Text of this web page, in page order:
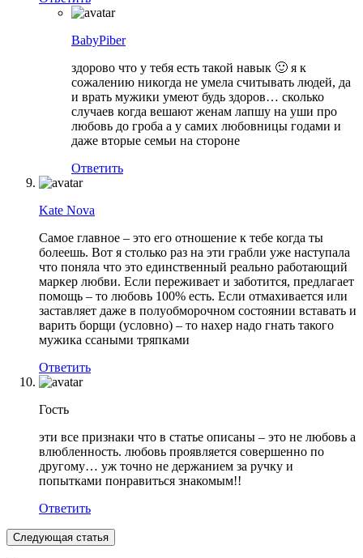
BabyPiber
здорово что у тебя есть такой навык 🙂 я к
сожалению никогда не умела считывать людей, да
и врать мужики умеют будь здоров… сколько
случаев когда вешают женам лапшу на уши про
любовь до гроба а у самих любовницы годами и
даже вторые семьи на стороне
Ответить
Kate Nova
Самое главное – это его отношение к тебе когда ты
болеешь. Вот я столько раз на эти грабли уже наступала
что поняла что это единственный реально работающий
маркер любви. Если переживает и заботится, предлагает
помощь – то любовь 100% есть. Если отмахивается или
заставляет даже в полуобморочном состоянии вставать и
варить борщи (условно) – то нахер надо гнать такого
мужика ссаными тряпками
Ответить
Гость
эти все признаки что в статье описаны – это не любовь а
влюбленность. любовь проявляется совершенно по
другому… уж точно не держанием за ручку и
попытками понравиться знакомым!!
Ответить
Следующая статья